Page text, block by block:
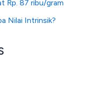
Rp. 87 ribu/gram
Nilai Intrinsik?